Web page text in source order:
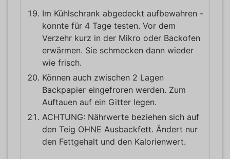
Im Kühlschrank abgedeckt aufbewahren -
konnte für 4 Tage testen. Vor dem
Verzehr kurz in der Mikro oder Backofen
erwärmen. Sie schmecken dann wieder
wie frisch.
Können auch zwischen 2 Lagen
Backpapier eingefroren werden. Zum
Auftauen auf ein Gitter legen.
ACHTUNG: Nährwerte beziehen sich auf
den Teig OHNE Ausbackfett. Ändert nur
den Fettgehalt und den Kalorienwert.